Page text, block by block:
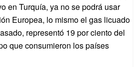
en Turquía, ya no se podrá usar
Europea, lo mismo el gas licuado
representó 19 por ciento del
que consumieron los países